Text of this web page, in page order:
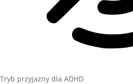
Tryb przyjazny dla ADHD